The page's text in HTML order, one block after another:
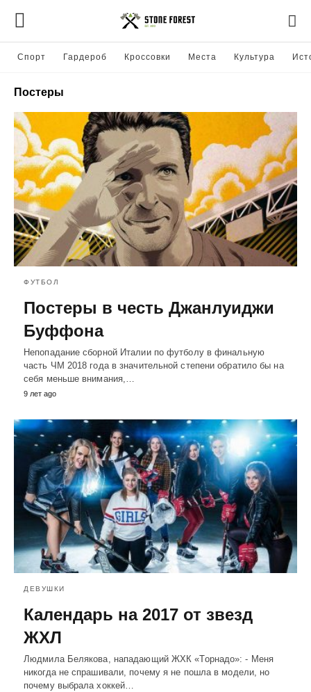
Спорт Гардероб Кроссовки Места Культура
Постеры
ФУТБОЛ
Постеры в честь Джанлуиджи
Буффона
Непопадание сборной Италии по футболу в финальную
часть ЧМ 2018 года в значительной степени обратило бы на
себя меньше внимания,…
9 лет ago
ДЕВУШКИ
Календарь на 2017 от звезд
ЖХЛ
Людмила Белякова, нападающий ЖХК «Торнадо»: - Меня
никогда не спрашивали, почему я не пошла в модели, но
почему выбрала хоккей…